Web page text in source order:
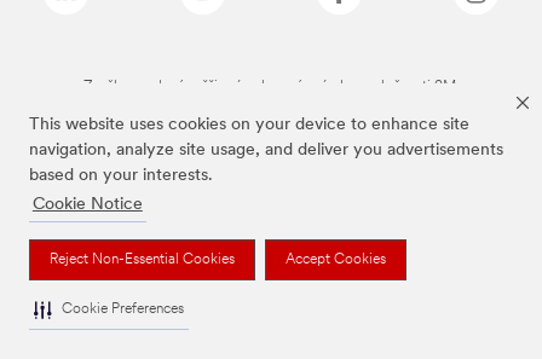
This website uses cookies on your device to enhance site
navigation, analyze site usage, and deliver you advertisements
based on your interests.
Cookie Notice
Reject Non-Essential Cookies Accept Cookies
Cookie Preferences
Značky uvedené vyššie sú ochranné známky spoločnosti 3M.